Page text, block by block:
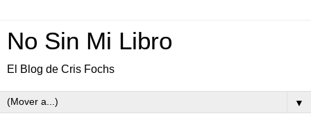
No Sin Mi Libro
El Blog de Cris Fochs
▼